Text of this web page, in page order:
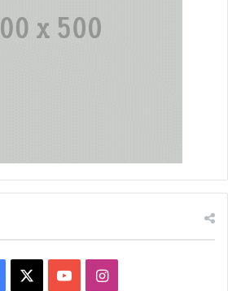
YouTubeInstagram